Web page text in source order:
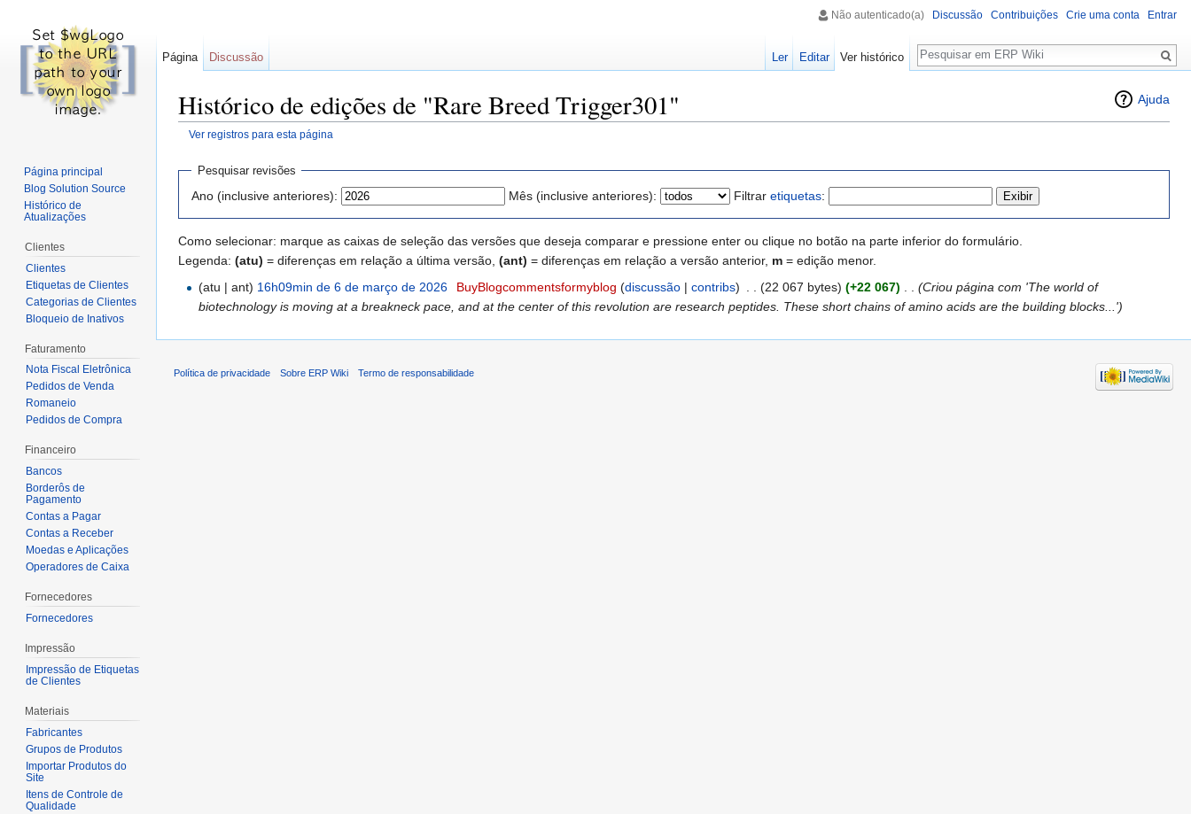
Ajuda
Histórico de edições de "Rare Breed Trigger301"
Ver registros para esta página
Pesquisar revisões
Ano (inclusive anteriores): Mês (inclusive anteriores): Filtrar etiquetas:
Como selecionar: marque as caixas de seleção das versões que deseja comparar e pressione enter ou clique no botão na parte inferior do formulário.
Legenda: (atu) = diferenças em relação a última versão, (ant) = diferenças em relação a versão anterior, m = edição menor.
(atu | ant) 16h09min de 6 de março de 2026 BuyBlogcommentsformyblog (discussão| contribs) (22 067 bytes) (+22 067)
(Criou página com 'The world of
biotechnology is moving at a breakneck pace, and at the center of this revolution are research peptides. These short chains of amino acids are the building blocks...')
Não autenticado(a) Discussão Contribuições Crie uma conta Entrar
Página Discussão Ler Editar Ver histórico
Pesquisa
Página principal
Blog Solution Source
Histórico de
Atualizações
Clientes
Clientes
Etiquetas de Clientes
Categorias de Clientes
Bloqueio de Inativos
Faturamento
Nota Fiscal Eletrônica
Pedidos de Venda
Romaneio
Pedidos de Compra
Financeiro
Bancos
Borderôs de
Pagamento
Contas a Pagar
Contas a Receber
Moedas e Aplicações
Operadores de Caixa
Fornecedores
Fornecedores
Impressão
Impressão de Etiquetas
de Clientes
Materiais
Fabricantes
Grupos de Produtos
Importar Produtos do
Site
Itens de Controle de
Qualidade
Política de privacidade Sobre ERP Wiki Termo de responsabilidade